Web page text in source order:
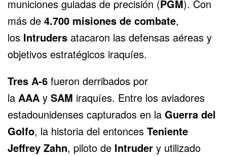
municiones guiadas de precisión (PGM). Con
más de 4.700 misiones de combate,
los Intruders atacaron las defensas aéreas y
objetivos estratégicos iraquíes.
Tres A-6 fueron derribados por
la AAA y SAM iraquíes. Entre los aviadores
estadounidenses capturados en la Guerra del
Golfo, la historia del entonces Teniente
Jeffrey Zahn, piloto de Intruder y utilizado